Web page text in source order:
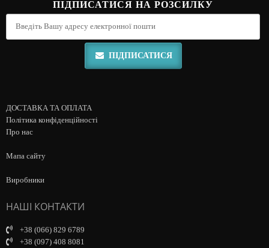
ПІДПИСАТИСЯ НА РОЗСИЛКУ
ПІДПИСАТИСЯ
ДОСТАВКА ТА ОПЛАТА
Політика конфіденційності
Про нас
Мапа сайту
Виробники
НАШІ КОНТАКТИ
+38 (066) 829 6789
+38 (097) 408 8081